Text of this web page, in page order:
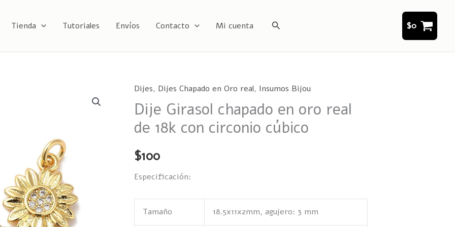
Tienda Tutoriales Envíos Contacto Mi cuenta Buscar $0
Dijes, Dijes Chapado en Oro real, Insumos Bijou
Dije Girasol chapado en oro real
de 18k con circonio cúbico
$100
Especificación:
Tamaño 18.5x11x2mm, agujero: 3 mm
Dije
Girasol
chapado
en
oro
real
de
con
circonio